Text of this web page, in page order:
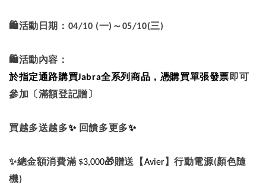
🛍活動日期： 04/10 (一) ～05/10(三)
🛍活動內容：
於指定通路購買Jabra全系列商品，憑購買單張發票 即可
參加〔滿額登記贈〕
買越多送越多✨ 回饋多更多✨
✨總金額消費滿 $3,000🎁贈送【Avier】行動電源(顏色隨
機)